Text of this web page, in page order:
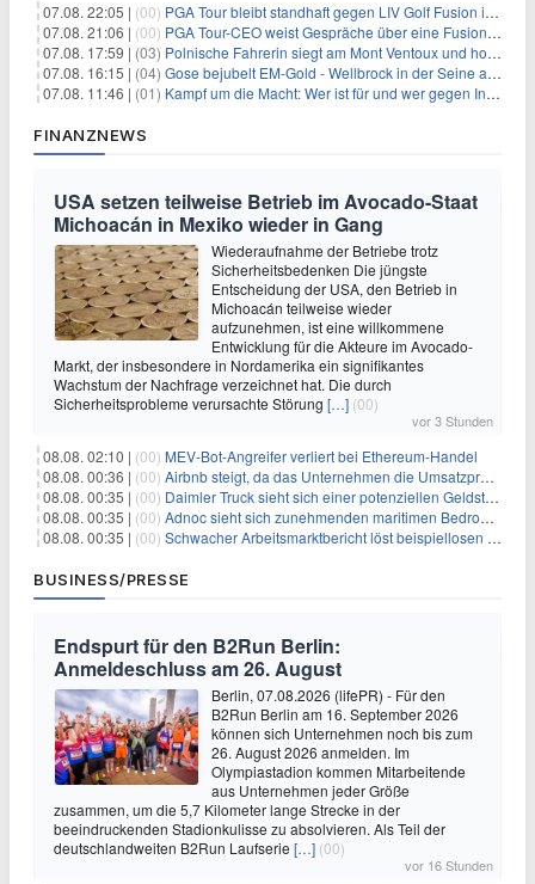
07.08. 22:05 | (00) PGA Tour bleibt standhaft gegen LIV Golf Fusion in einem sich wandelnden Sportumfeld
07.08. 21:06 | (00) PGA Tour-CEO weist Gespräche über eine Fusion mit LIV Golf zurück und bekräftigt die Wettbewerbslandschaft
07.08. 17:59 | (03) Polnische Fahrerin siegt am Mont Ventoux und holt Tour-Gelb
07.08. 16:15 | (04) Gose bejubelt EM-Gold - Wellbrock in der Seine ausgebremst
07.08. 11:46 | (01) Kampf um die Macht: Wer ist für und wer gegen Infantino?
FINANZNEWS
USA setzen teilweise Betrieb im Avocado-Staat
Michoacán in Mexiko wieder in Gang
Wiederaufnahme der Betriebe trotz
Sicherheitsbedenken Die jüngste
Entscheidung der USA, den Betrieb in
Michoacán teilweise wieder
aufzunehmen, ist eine willkommene
Entwicklung für die Akteure im Avocado-
Markt, der insbesondere in Nordamerika ein signifikantes
Wachstum der Nachfrage verzeichnet hat. Die durch
Sicherheitsprobleme verursachte Störung […] (00)
vor 3 Stunden
08.08. 02:10 | (00) MEV-Bot-Angreifer verliert bei Ethereum-Handel
08.08. 00:36 | (00) Airbnb steigt, da das Unternehmen die Umsatzprognose anhebt und starkes Wachstum signalisiert
08.08. 00:35 | (00) Daimler Truck sieht sich einer potenziellen Geldstrafe von 1 Milliarde Euro aufgrund von EU-Emissionsvorschriften gegenüber
08.08. 00:35 | (00) Adnoc sieht sich zunehmenden maritimen Bedrohungen angesichts regionaler Spannungen gegenüber
08.08. 00:35 | (00) Schwacher Arbeitsmarktbericht löst beispiellosen Börsenanstieg aus
BUSINESS/PRESSE
Endspurt für den B2Run Berlin:
Anmeldeschluss am 26. August
Berlin, 07.08.2026 (lifePR) - Für den
B2Run Berlin am 16. September 2026
können sich Unternehmen noch bis zum
26. August 2026 anmelden. Im
Olympiastadion kommen Mitarbeitende
aus Unternehmen jeder Größe
zusammen, um die 5,7 Kilometer lange Strecke in der
beeindruckenden Stadionkulisse zu absolvieren. Als Teil der
deutschlandweiten B2Run Laufserie […] (00)
vor 16 Stunden